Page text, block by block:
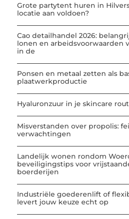
Grote partytent huren in
locatie aan voldoen?
Cao detailhandel 2026:
lonen en arbeidsvoorwaarden
in de
Ponsen en metaal zetten als
plaatwerkproductie
Hyaluronzuur in je skincare
Misverstanden over propolis:
verwachtingen
Landelijk wonen rondom
beveiligingstips voor
boerderijen
Industriële goederenlift of
levert jouw keuze echt op